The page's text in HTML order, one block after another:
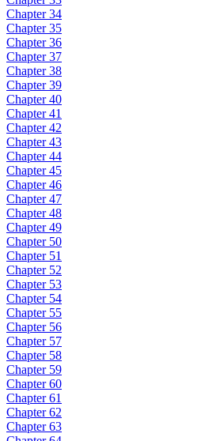
Chapter 34
Chapter 35
Chapter 36
Chapter 37
Chapter 38
Chapter 39
Chapter 40
Chapter 41
Chapter 42
Chapter 43
Chapter 44
Chapter 45
Chapter 46
Chapter 47
Chapter 48
Chapter 49
Chapter 50
Chapter 51
Chapter 52
Chapter 53
Chapter 54
Chapter 55
Chapter 56
Chapter 57
Chapter 58
Chapter 59
Chapter 60
Chapter 61
Chapter 62
Chapter 63